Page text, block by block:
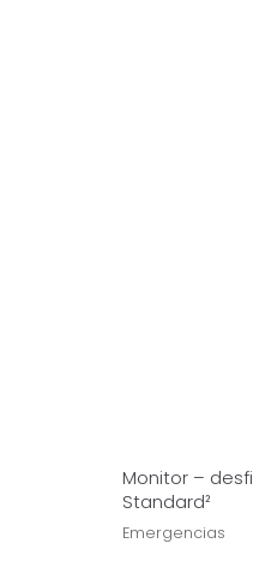
Monitor –
Standard²
Emergencias